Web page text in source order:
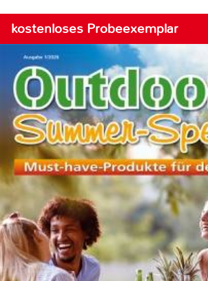
kostenloses Probeexemplar